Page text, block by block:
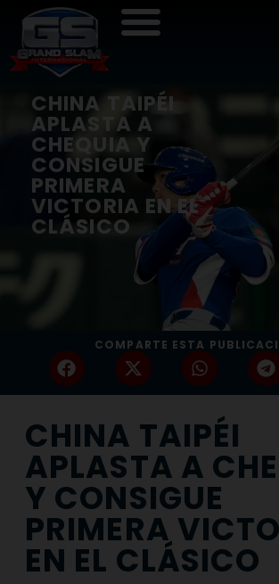
CHINA TAIPÉI
APLASTA A
CHEQUIA Y
CONSIGUE
PRIMERA
VICTORIA EN EL
CLÁSICO
COMPARTE ESTA
CHINA TAIPÉI
APLASTA A
Y CONSIGUE
PRIMERA
EN EL CLÁSICO